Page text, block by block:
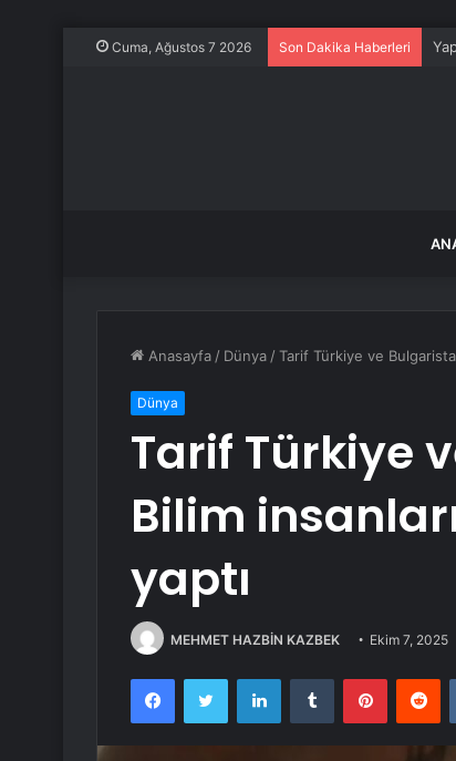
Cuma, Ağustos 7 2026 Son Dakika Haberleri
Anasayfa / Dünya /Tarif Türkiye ve
Dünya
Tarif Türkiye
Bilim
yaptı
MEHMET HAZBİN KAZBEK Ekim 7, 2025
FacebookTwitter LinkedInTumblr Pinterest